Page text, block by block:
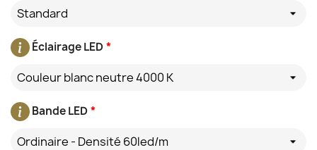
Standard
*
Éclairage LED
Couleur blanc neutre 4000 K
*
Bande LED
Ordinaire - Densité 60led/m